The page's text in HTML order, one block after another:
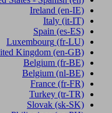
Ireland (en-IE)
Italy (it-IT)
Spain (es-ES)
Luxembourg (fr-LU)
Kingdom (en-GB)
Belgium (fr-BE)
Belgium (nl-BE)
France (fr-FR)
Turkey (tr-TR)
Slovak (sk-SK)